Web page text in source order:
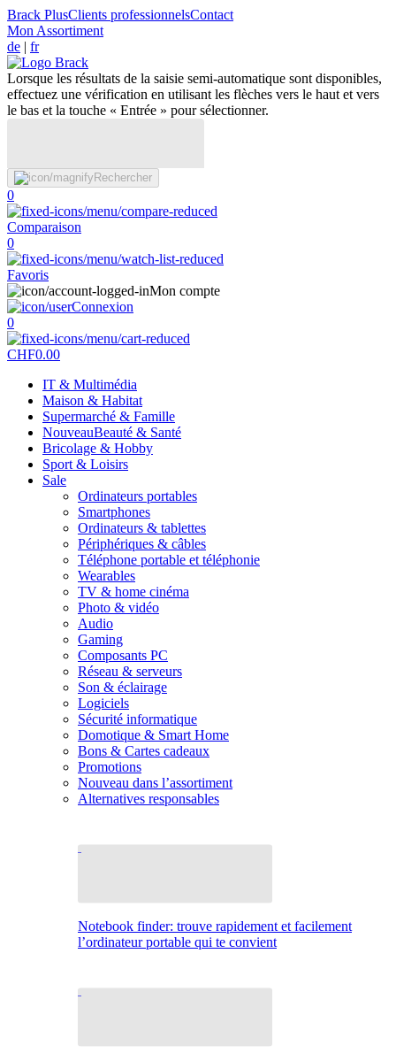
Brack PlusClients professionnelsContact
Mon Assortiment
de | fr
Lorsque les résultats de la saisie semi-automatique sont disponibles,
effectuez une vérification en utilisant les flèches vers le haut et vers
le bas et la touche « Entrée » pour sélectionner.
Rechercher
0
Comparaison
0
Favoris
Mon compte
Connexion
0
CHF0.00
IT & Multimédia
Maison & Habitat
Supermarché & Famille
NouveauBeauté & Santé
Bricolage & Hobby
Sport & Loisirs
Sale
Ordinateurs portables
Smartphones
Ordinateurs & tablettes
Périphériques & câbles
Téléphone portable et téléphonie
Wearables
TV & home cinéma
Photo & vidéo
Audio
Gaming
Composants PC
Réseau & serveurs
Son & éclairage
Logiciels
Sécurité informatique
Domotique & Smart Home
Bons & Cartes cadeaux
Promotions
Nouveau dans l’assortiment
Alternatives responsables
Notebook finder: trouve rapidement et facilement
l’ordinateur portable qui te convient